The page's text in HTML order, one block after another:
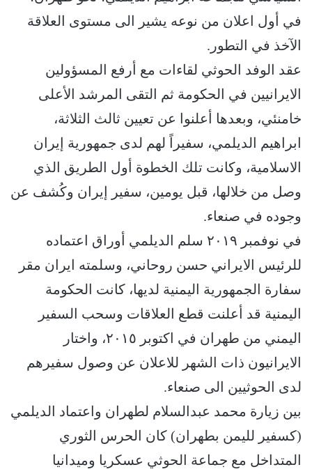
في أول اعلان من نوعه يشير الى مستوى العلاقة
الآخذ في التطور.
عقد الوفد الحوثي لقاءات مع أرفع المسؤولين
الايرانيين في الحكومة ثم التقى المرشد الأعلى
خامنئي، وبعدها أعلنوا عن تعيين ثالث الثلاثة،
ابراهيم الديلمي، سفيراً لهم لدى جمهورية إيران
الاسلامية، وكانت تلك الخطوة أول الطريق الذي
وصل من خلالها، قبل يومين، سفير إيران وكُشف عن
وجوده في صنعاء.
في نوفمبر ٢٠١٩ سلم الديلمي أوراق اعتماده
للرئيس الايراني حسن روحاني، وسلمته ايران مقر
سفارة الجمهورية اليمنية لديها، كانت الحكومة
اليمنية قد أعلنت قطع العلاقات وسحب السفير
اليمني من طهران في اكتوبر ٢٠١٥، واختار
الايرانيون ذات الشهر للاعلان عن وصول سفيرهم
لدى الحوثيين الى صنعاء.
بين زيارة محمد عبدالسلام لطهران واعتماد الديلمي
(كسفير لليمن بطهران) كان الحرس الثوري
المتداخل مع جماعة الحوثي عسكريا وميدانيا